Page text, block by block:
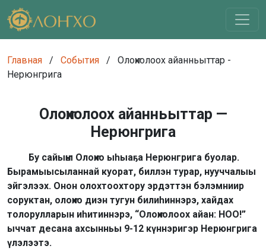
Главная / События /
Олоҥхолоох айанньыттар -
Нерюнгрига
Олоҥхолоох айанньыттар —
Нерюнгрига
Бу сайыҥҥы Олоҥхо ыһыаҕа Нерюнгрига буолар.
Бырамыысыланнай куорат, биллэн турар, нууччалыы
эйгэлээх. Онон олохтоохтору эрдэттэн бэлэмниир
соруктан, олоҥхо диэн тугун билиһиннэрэ, хайдах
толорулларын иһитиннэрэ, “Олоҥхолоох айан: НОО!”
ыччат десана ахсынньы 9-12 күннэригэр Нерюнгрига
үлэлээтэ.